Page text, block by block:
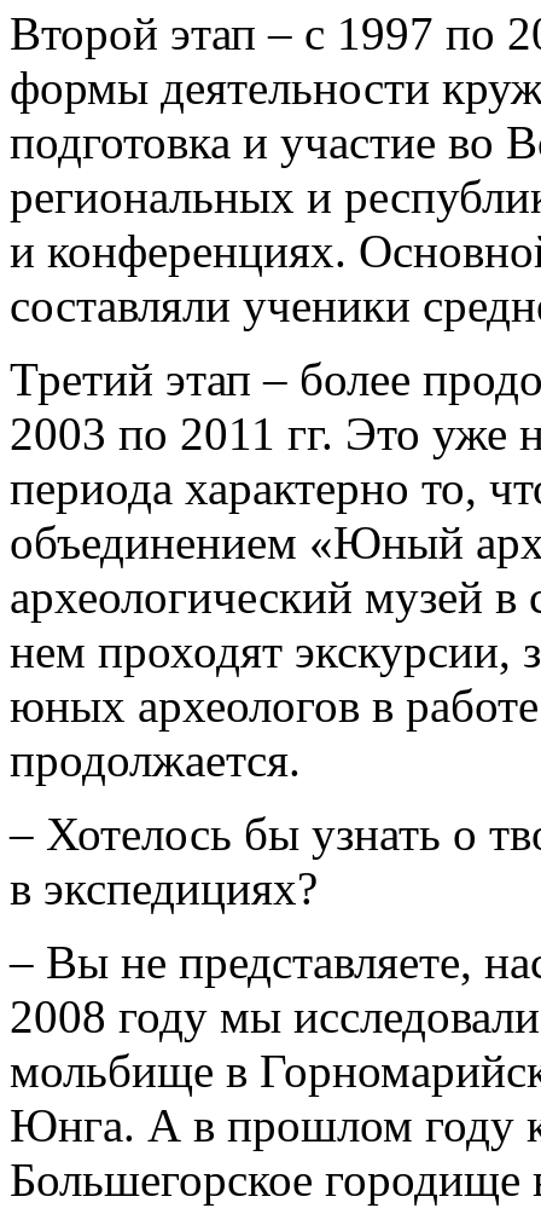
Второй этап – с 1997 по
формы деятельности
подготовка и участие во
региональных и
и конференциях.
составляли ученики
Третий этап – более
2003 по 2011 гг. Это уже
периода характерно то,
объединением «Юный
археологический музей
нем проходят экскурсии,
юных археологов в
продолжается.
– Хотелось бы узнать о
в экспедициях?
– Вы не представляете,
2008 году мы
мольбище в
Юнга. А в прошлом году
Большегорское